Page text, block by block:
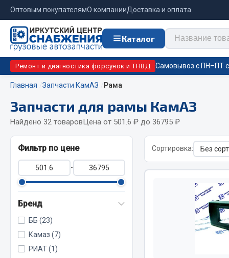
Оптовым покупателямО компанииДоставка и оплата
Каталог
Цепи противоскольжения
Изготовление цепей на колеса BOHU
QITONG
Ремонт и диагностика форсунок и ТНВД Самовывоз с ПН–ПТ с
Главная Запчасти КамАЗ Рама
Запчасти для рамы КамАЗ
Найдено 32 товаровЦена от 501.6 ₽ до 36795 ₽
Фильтр по цене
-
Бренд
ББ (23)
Камаз (7)
РИАТ (1)
Сортировка: